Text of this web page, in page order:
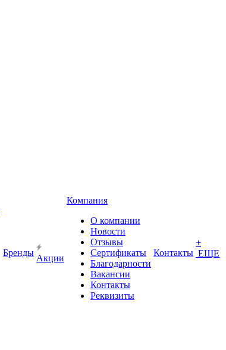
Бренды
Акции
Компания
О компании
Новости
Отзывы
Сертификаты
Благодарности
Вакансии
Контакты
Реквизиты
Контакты
+
ЕЩЕ